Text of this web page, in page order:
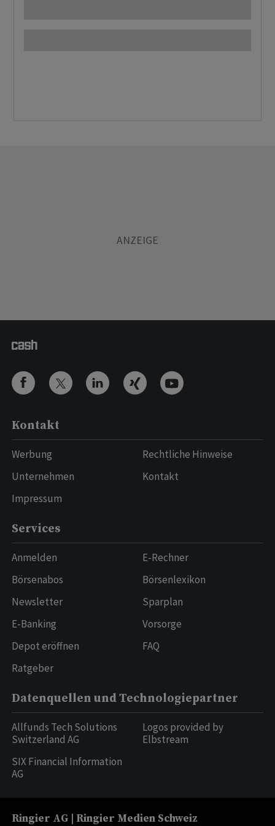
Kontakt
Werbung
Unternehmen
Impressum
Rechtliche Hinweise
Kontakt
Services
Anmelden
Börsenabos
Newsletter
E-Banking
Depot eröffnen
Ratgeber
E-Rechner
Börsenlexikon
Sparplan
Vorsorge
FAQ
Datenquellen und Technologiepartner
Allfunds Tech Solutions
Switzerland AG
SIX Financial Information
AG
Logos provided by
Elbstream
Ringier AG | Ringier Medien Schweiz